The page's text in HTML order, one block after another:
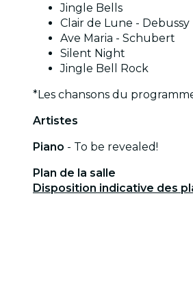
Jingle Bells
Clair de Lune - Debussy
Ave Maria - Schubert
Silent Night
Jingle Bell Rock
*Les chansons du
Artistes
Piano - To be revealed!
Plan de la salle
Disposition indicative des